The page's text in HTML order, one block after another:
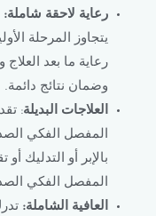
رعاية لاحقة شاملة:
يتجاوز المرحلة
رعاية ما بعد العلاج
وضمان نتائج دائمة.
العلاجات البديلة:
المفصل الفكي
بالإبر أو التدليك
المفصل الفكي
العافية الشاملة: